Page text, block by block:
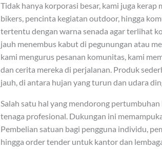
Tidak hanya korporasi besar, kami juga
bikers, pencinta kegiatan outdoor, hingga
tertentu dengan warna senada agar terlihat
jauh menembus kabut di pegunungan atau
kami mengurus pesanan komunitas, kami
dan cerita mereka di perjalanan. Produk
jauh, di antara hujan yang turun dan udara
Salah satu hal yang mendorong
tenaga profesional. Dukungan ini
Pembelian satuan bagi pengguna individu,
hingga order tender untuk kantor dan